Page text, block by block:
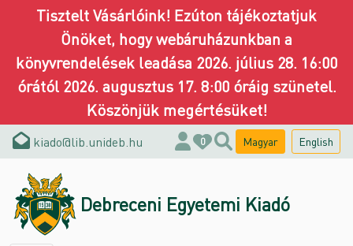
Tisztelt Vásárlóink! Ezúton tájékoztatjuk
Önöket, hogy webáruházunkban a
könyvrendelések leadása 2026. július 28. 16:00
órától 2026. augusztus 17. 8:00 óráig szünetel.
Köszönjük megértésüket!
kiado@lib.unideb.hu 0 Magyar English
Debreceni Egyetemi Kiadó